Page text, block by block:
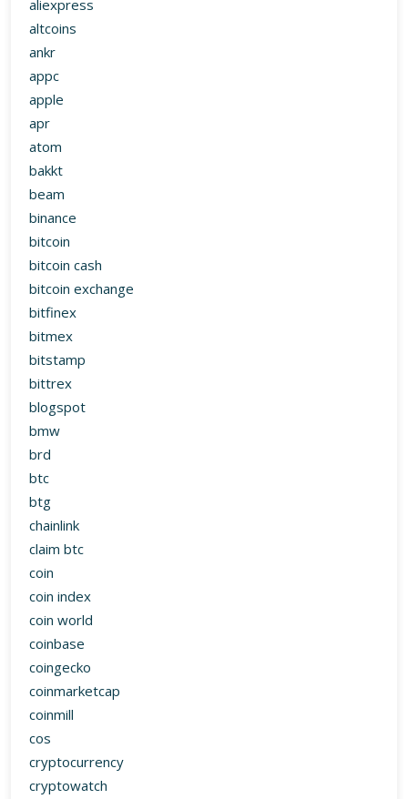
aliexpress
altcoins
ankr
appc
apple
apr
atom
bakkt
beam
binance
bitcoin
bitcoin cash
bitcoin exchange
bitfinex
bitmex
bitstamp
bittrex
blogspot
bmw
brd
btc
btg
chainlink
claim btc
coin
coin index
coin world
coinbase
coingecko
coinmarketcap
coinmill
cos
cryptocurrency
cryptowatch